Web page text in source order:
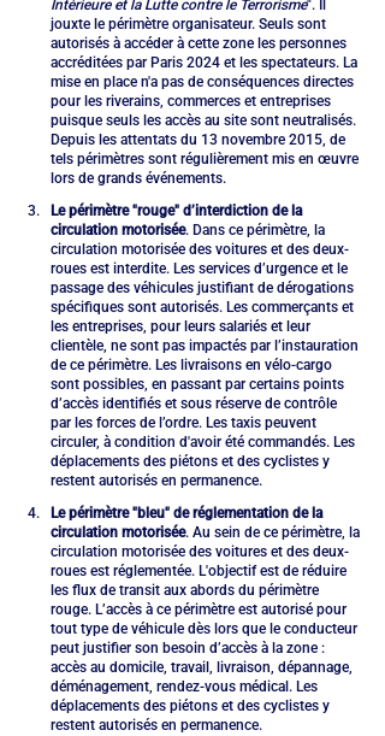
Intérieure et la Lutte contre le Terrorisme". Il
jouxte le périmètre organisateur. Seuls sont
autorisés à accéder à cette zone les personnes
accréditées par Paris 2024 et les spectateurs. La
mise en place n'a pas de conséquences directes
pour les riverains, commerces et entreprises
puisque seuls les accès au site sont neutralisés.
Depuis les attentats du 13 novembre 2015, de
tels périmètres sont régulièrement mis en œuvre
lors de grands événements.
Le périmètre "rouge" d’interdiction de la
circulation motorisée. Dans ce périmètre, la
circulation motorisée des voitures et des deux-
roues est interdite. Les services d’urgence et le
passage des véhicules justifiant de dérogations
spécifiques sont autorisés. Les commerçants et
les entreprises, pour leurs salariés et leur
clientèle, ne sont pas impactés par l’instauration
de ce périmètre. Les livraisons en vélo-cargo
sont possibles, en passant par certains points
d’accès identifiés et sous réserve de contrôle
par les forces de l’ordre. Les taxis peuvent
circuler, à condition d'avoir été commandés. Les
déplacements des piétons et des cyclistes y
restent autorisés en permanence.
Le périmètre "bleu" de réglementation de la
circulation motorisée. Au sein de ce périmètre, la
circulation motorisée des voitures et des deux-
roues est réglementée. L'objectif est de réduire
les flux de transit aux abords du périmètre
rouge. L’accès à ce périmètre est autorisé pour
tout type de véhicule dès lors que le conducteur
peut justifier son besoin d’accès à la zone :
accès au domicile, travail, livraison, dépannage,
déménagement, rendez-vous médical. Les
déplacements des piétons et des cyclistes y
restent autorisés en permanence.